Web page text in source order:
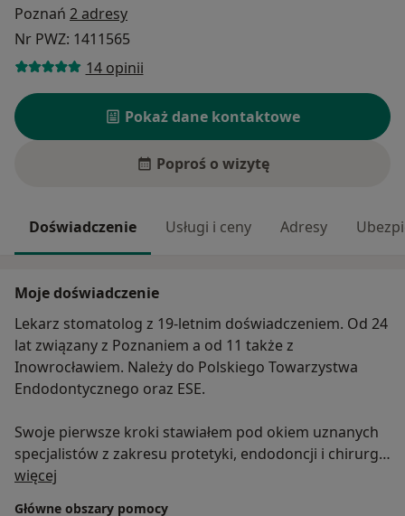
Poznań 2 adresy
Nr PWZ: 1411565
14 opinii
Pokaż dane kontaktowe
Poproś o wizytę
Doświadczenie Usługi i ceny Adresy
Moje doświadczenie
Lekarz stomatolog z 19-letnim doświadczeniem. Od 24
lat związany z Poznaniem a od 11 także z
Inowrocławiem. Należy do Polskiego Towarzystwa
Endodontycznego oraz ESE.
Swoje pierwsze kroki stawiałem pod okiem uznanych
specjalistów z zakresu protetyki, endodoncji i chirurgii
stomatologicznej. Stale doskonaląc swoje umiejętności
poszukiwałem obszaru, w którym mógłbym się
więcej
Główne obszary pomocy